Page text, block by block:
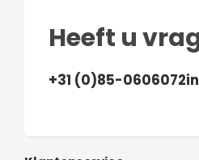
Heeft u
+31 (0)85-0606072